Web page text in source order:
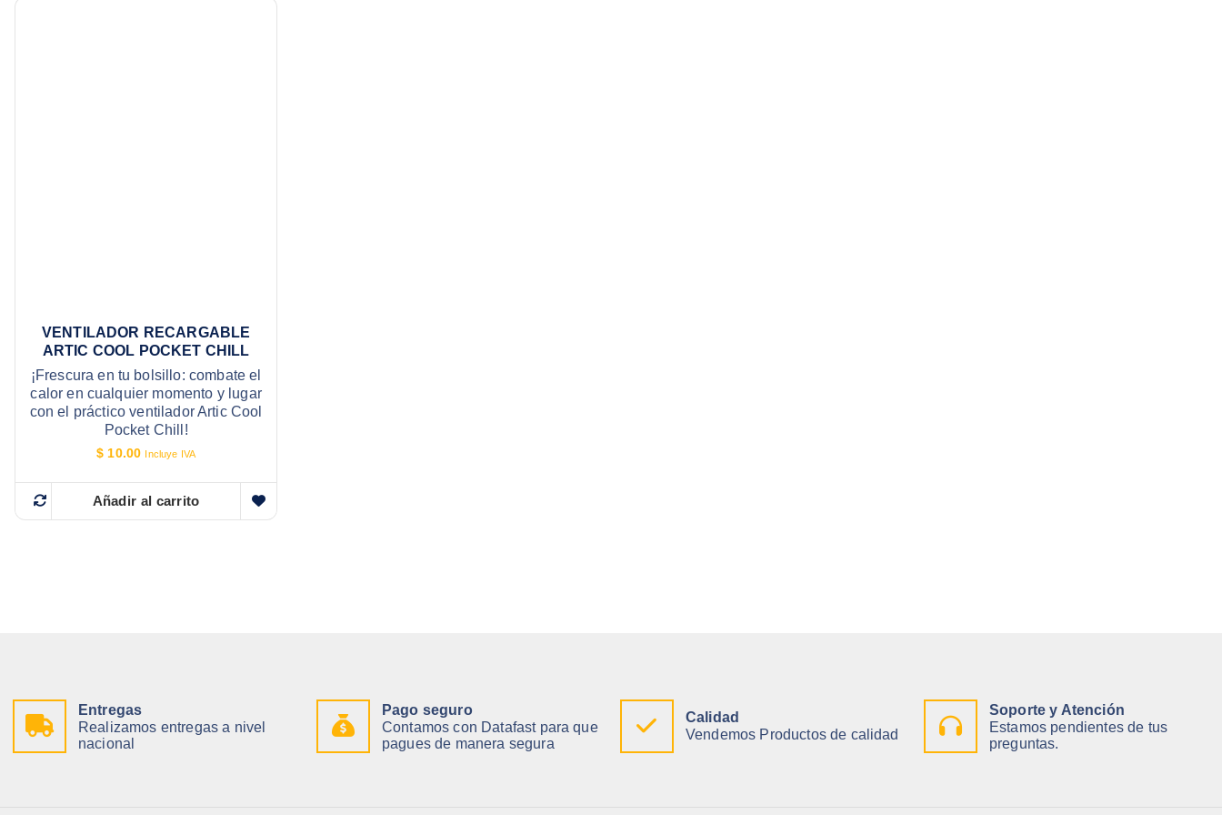
VENTILADOR RECARGABLE
ARTIC COOL POCKET CHILL
¡Frescura en tu bolsillo: combate el
calor en cualquier momento y lugar
con el práctico ventilador Artic Cool
Pocket Chill!
$ 10.00 Incluye IVA
Añadir al carrito
Entregas
Realizamos entregas a nivel
nacional
Pago seguro
Contamos con Datafast para que
pagues de manera segura
Calidad
Vendemos Productos de calidad
Soporte y Atención
Estamos pendientes de tus
preguntas.